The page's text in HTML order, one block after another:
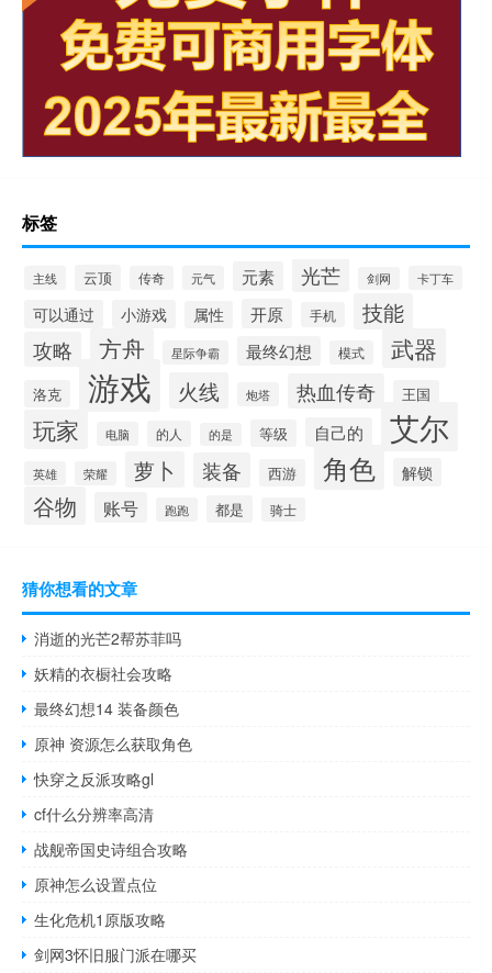
标签
主线 云顶 传奇 元气 元素 光芒 剑网 卡丁车
可以通过 小游戏 属性 开原 手机 技能
攻略 方舟 星际争霸 最终幻想 模式 武器
洛克 游戏 火线 炮塔 热血传奇 王国
玩家 电脑 的人 的是 等级 自己的 艾尔
英雄 荣耀 萝卜 装备 西游 角色 解锁
谷物 账号 跑跑 都是 骑士
猜你想看的文章
消逝的光芒2帮苏菲吗
妖精的衣橱社会攻略
最终幻想14 装备颜色
原神 资源怎么获取角色
快穿之反派攻略gl
cf什么分辨率高清
战舰帝国史诗组合攻略
原神怎么设置点位
生化危机1原版攻略
剑网3怀旧服门派在哪买